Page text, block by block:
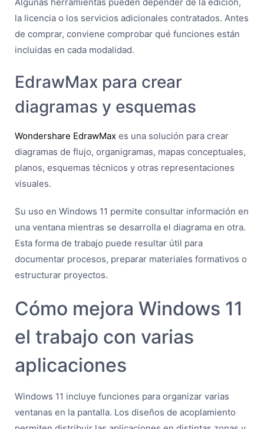
la licencia o los servicios adicionales contratados. Antes
de comprar, conviene comprobar qué funciones están
incluidas en cada modalidad.
EdrawMax para crear
diagramas y esquemas
Wondershare EdrawMax es una solución para crear
diagramas de flujo, organigramas, mapas conceptuales,
planos, esquemas técnicos y otras representaciones
visuales.
Su uso en Windows 11 permite consultar información en
una ventana mientras se desarrolla el diagrama en otra.
Esta forma de trabajo puede resultar útil para
documentar procesos, preparar materiales formativos o
estructurar proyectos.
Cómo mejora Windows 11
el trabajo con varias
aplicaciones
Windows 11 incluye funciones para organizar varias
ventanas en la pantalla. Los diseños de acoplamiento